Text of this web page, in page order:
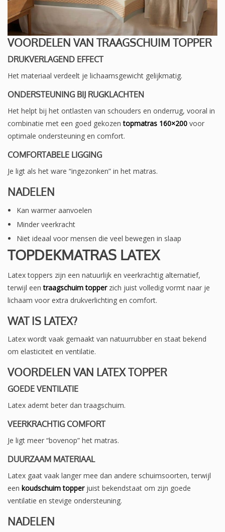
VOORDELEN VAN TRAAGSCHUIM TOPPER
DRUKVERLAGEND EFFECT
Het materiaal verdeelt je lichaamsgewicht gelijkmatig.
ONDERSTEUNING BIJ RUGKLACHTEN
Het helpt bij het ontlasten van schouders en onderrug, vooral in
combinatie met een goed gekozentopmatras 160×200 voor
optimale ondersteuning en comfort.
COMFORTABELE LIGGING
Je ligt als het ware “ingezonken” in het matras.
NADELEN
Kan warmer aanvoelen
Minder veerkracht
Niet ideaal voor mensen die veel bewegen in slaap
TOPDEKMATRAS LATEX
Latex toppers zijn een natuurlijk en veerkrachtig alternatief,
terwijl eentraagschuim topperzich juist volledig vormt naar je
lichaam voor extra drukverlichting en comfort.
WAT IS LATEX?
Latex wordt vaak gemaakt van natuurrubber en staat bekend
om elasticiteit en ventilatie.
VOORDELEN VAN LATEX TOPPER
GOEDE VENTILATIE
Latex ademt beter dan traagschuim.
VEERKRACHTIG COMFORT
Je ligt meer “bovenop” het matras.
DUURZAAM MATERIAAL
Latex gaat vaak langer mee dan andere schuimsoorten, terwijl
een koudschuim topperjuist bekendstaat om zijn goede
ventilatie en stevige ondersteuning.
NADELEN